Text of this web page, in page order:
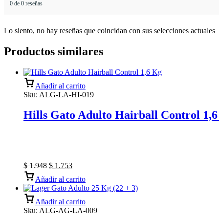
0 de 0 reseñas
Lo siento, no hay reseñas que coincidan con sus selecciones actuales
Productos similares
Añadir al carrito
Sku: ALG-LA-HI-019
Hills Gato Adulto Hairball Control
$1.948 $ 1.753
Añadir al carrito
Añadir al carrito
Sku: ALG-AG-LA-009